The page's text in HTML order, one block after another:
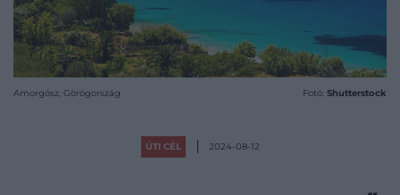
Amorgósz, Görögország Fotó: Shutterstock
ÚTI CÉL 2024-08-12